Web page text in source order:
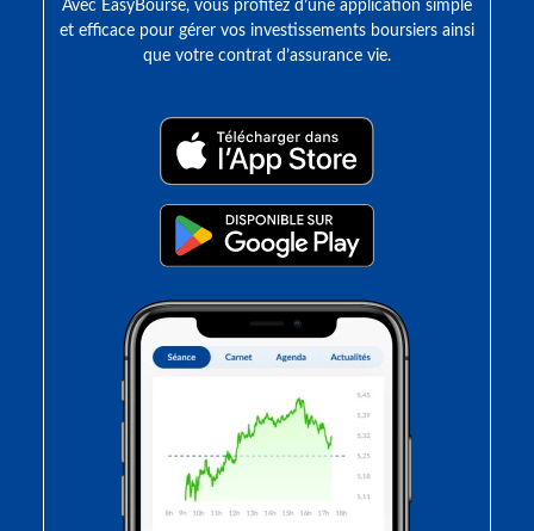
Avec EasyBourse, vous profitez d’une application simple
et efficace pour gérer vos investissements boursiers ainsi
que votre contrat d’assurance vie.